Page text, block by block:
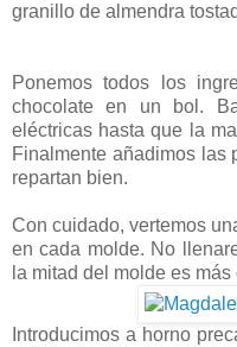
granillo de almendra
Ponemos todos los
chocolate en un bol.
eléctricas hasta que la
Finalmente añadimos las
repartan bien.
Con cuidado, vertemos
en cada molde. No
la mitad del molde es
Introducimos a horno